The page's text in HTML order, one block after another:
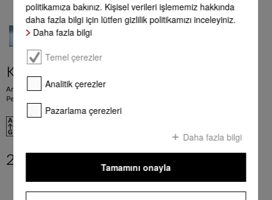
KFN 7744 C
Ankastre soğutucu-dondurucu kombinasyonu, 178 cm niş yüksekliği
PerfectFresh Pro, LED aydınlatma ve NoFrost sayesinde mükemmel muhafaza.
201.990,00 TL
politikamıza bakınız. Kişisel verileri işlememiz hakkında
daha fazla bilgi için lütfen gizlilik politikamızı inceleyiniz.
Daha fazla bilgi
Temel çerezler
Analitik çerezler
Pazarlama çerezleri
Daha fazla bilgi
Tamamını onayla